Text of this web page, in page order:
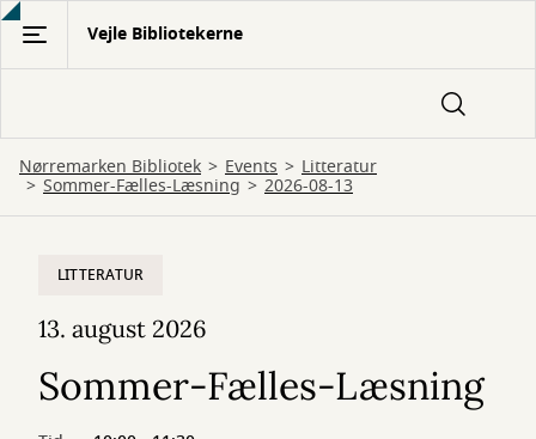
Gå
hovedindhold
Vejle Bibliotekerne
Nørremarken Bibliotek Events Litteratur
Sommer-Fælles-Læsning 2026-08-13
LITTERATUR
13. august 2026
Sommer-Fælles-Læsning